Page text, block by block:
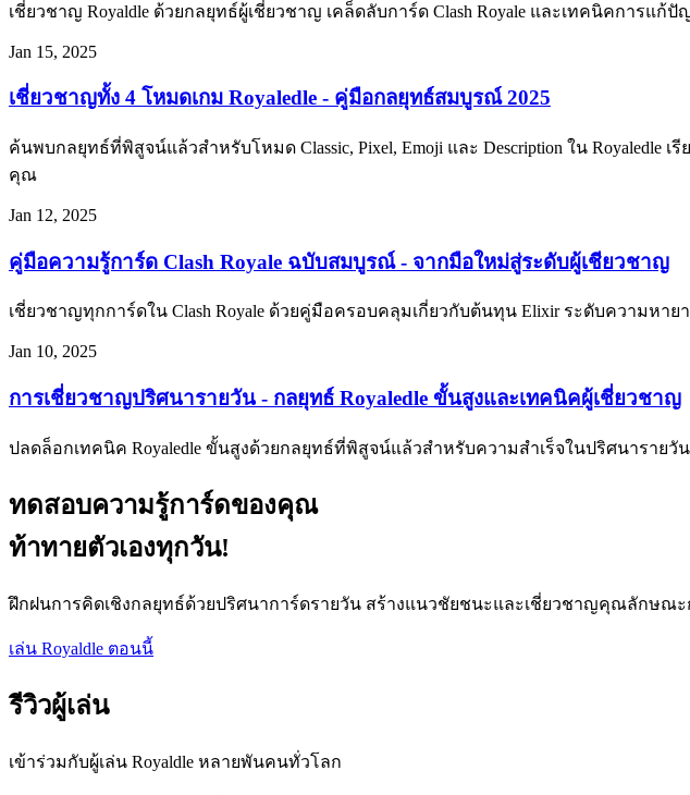
เชี่ยวชาญ Royaldle ด้วยกลยุทธ์ผู้เชี่ยวชาญ เคล็ดลับการ์ด Clash Royale และเทคนิคการแ
Jan 15, 2025
เชี่ยวชาญทั้ง 4 โหมดเกม Royaledle - คู่มือกลยุทธ์สมบูรณ์ 2025
ค้นพบกลยุทธ์ที่พิสูจน์แล้วสำหรับโหมด Classic, Pixel, Emoji และ Description ใน
คุณ
Jan 12, 2025
คู่มือความรู้การ์ด Clash Royale ฉบับสมบูรณ์ - จากมือใหม่สู่ระดับผู้เชียวชาญ
เชี่ยวชาญทุกการ์ดใน Clash Royale ด้วยคู่มือครอบคลุมเกี่ยวกับต้นทุน Elixir ระดับความหา
Jan 10, 2025
การเชี่ยวชาญปริศนารายวัน - กลยุทธ์ Royaledle ขั้นสูงและเทคนิคผู้เชี่ยวชาญ
ปลดล็อกเทคนิค Royaledle ขั้นสูงด้วยกลยุทธ์ที่พิสูจน์แล้วสำหรับความสำเร็จในปริศนาราย
ทดสอบความรู้การ์ดของคุณ
ท้าทายตัวเองทุกวัน!
ฝึกฝนการคิดเชิงกลยุทธ์ด้วยปริศนาการ์ดรายวัน สร้างแนวชัยชนะและเชี่ยวชาญคุณลักษณะ
เล่น Royaldle ตอนนี้
รีวิวผู้เล่น
เข้าร่วมกับผู้เล่น Royaldle หลายพันคนทั่วโลก